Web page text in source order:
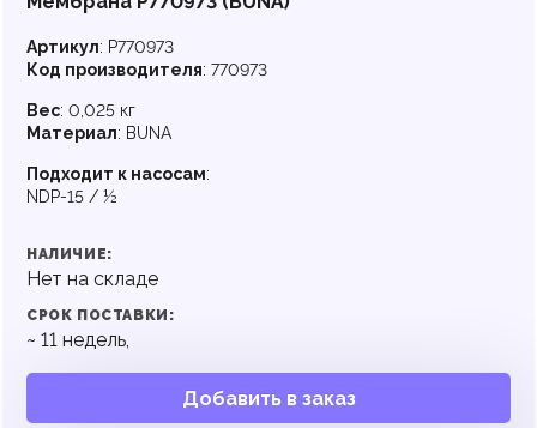
Артикул: P770973
Код производителя: 770973
Вес: 0,025 кг
Материал: BUNA
Подходит к насосам:
NDP-15 / ½
НАЛИЧИЕ:
Нет на складе
СРОК ПОСТАВКИ:
~ 11 недель,
Добавить в заказ